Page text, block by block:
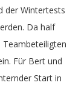
der Wintertests
Da half
Teambeteiligten
Für Bert und
Start in